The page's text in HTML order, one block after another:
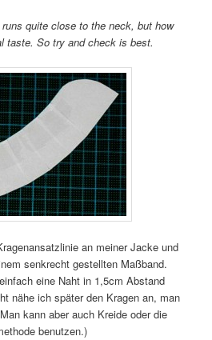
quite close to the neck, but how
taste. So try and check is best.
an meiner Jacke und
senkrecht gestellten Maßband.
eine Naht in 1,5cm Abstand
nähe ich später den Kragen an, man
kann aber auch Kreide oder die
benutzen.)